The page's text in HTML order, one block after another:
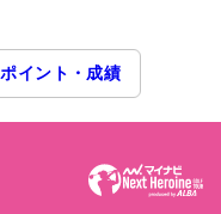
ポイント・成績